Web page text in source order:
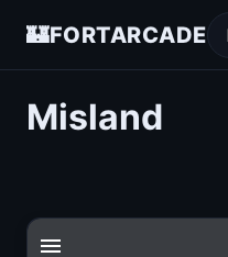
🏰FORTARCADE
Misland